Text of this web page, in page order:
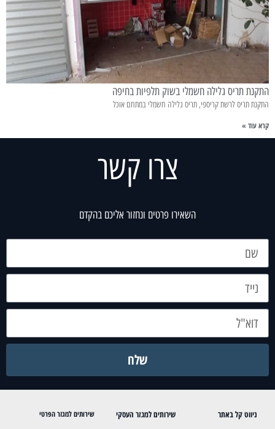
התקנת תריס גלילה חשמלי בשוק תלפיות בחיפה
התקנת תריס לרשת קריספי, תריס גלילה חשמלי במתחם אוכל
קרא עוד »
צרו קשר
השאירו פרטים ונחזור אליכם בהקדם
שלח
ניווט קל באתר שירותים למגזר העסקי שירותים למגזר הפרטי